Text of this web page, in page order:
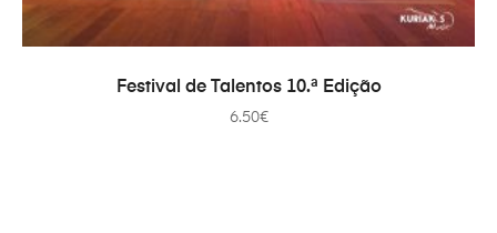
ADD TO CART
Festival de Talentos 10.ª Edição
6.50€